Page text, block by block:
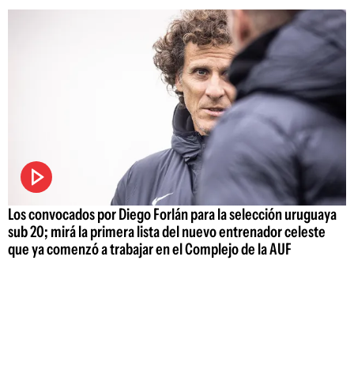
Los convocados por Diego Forlán para la selección uruguaya
sub 20; mirá la primera lista del nuevo entrenador celeste
que ya comenzó a trabajar en el Complejo de la AUF